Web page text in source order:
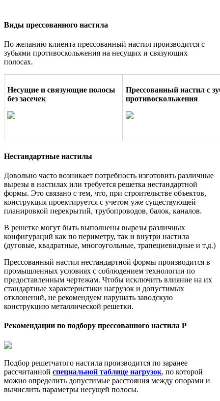
Виды прессованного настила
По желанию клиента прессованный настил производится с
зубьями противоскольжения на несущих и связующих
полосах.
Несущие и связующие полосы
без засечек
Прессованный настил с
противоскольжения
Нестандартные настилы
Довольно часто возникает потребность изготовить различные
вырезы в настилах или требуется решетка нестандартной
формы. Это связано с тем, что, при строительстве объектов,
конструкция проектируется с учетом уже существующей
планировкой перекрытий, трубопроводов, балок, каналов.
В решетке могут быть выполнены вырезы различных
конфигураций как по периметру, так и внутри настила
(дуговые, квадратные, многоугольные, трапециевидные и т.д.)
Прессованный настил нестандартной формы производится в
промышленных условиях с соблюдением технологии по
предоставленным чертежам. Чтобы исключить влияние на их
стандартные характеристики нагрузок и допустимых
отклонений, не рекомендуем нарушать заводскую
конструкцию металлической решетки.
Рекомендации по подбору пресcованного настила Р
Подбор решетчатого настила производится по заранее
рассчитанной специальной таблице нагрузок, по которой
можно определить допустимые расстояния между опорами и
вычислить параметры несущей полосы.